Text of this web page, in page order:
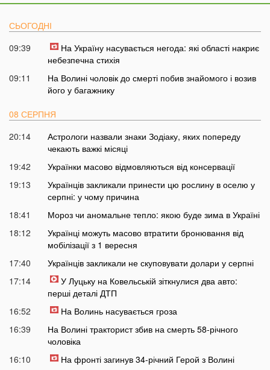
СЬОГОДНІ
09:39
На Україну насувається негода: які області накриє
небезпечна стихія
09:11
На Волині чоловік до смерті побив знайомого і возив
його у багажнику
08 СЕРПНЯ
20:14
Астрологи назвали знаки Зодіаку, яких попереду
чекають важкі місяці
19:42
Українки масово відмовляються від консервації
19:13
Українців закликали принести цю рослину в оселю у
серпні: у чому причина
18:41
Мороз чи аномальне тепло: якою буде зима в Україні
18:12
Українці можуть масово втратити бронювання від
мобілізації з 1 вересня
17:40
Українців закликали не скуповувати долари у серпні
17:14
У Луцьку на Ковельській зіткнулися два авто:
перші деталі ДТП
16:52
На Волинь насувається гроза
16:39
На Волині тракторист збив на смерть 58-річного
чоловіка
16:10
На фронті загинув 34-річний Герой з Волині